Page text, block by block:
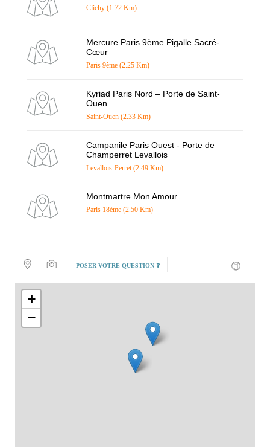
Clichy (1.72 Km)
Mercure Paris 9ème Pigalle Sacré-
Cœur
Paris 9ème (2.25 Km)
Kyriad Paris Nord – Porte de Saint-
Ouen
Saint-Ouen (2.33 Km)
Campanile Paris Ouest - Porte de
Champerret Levallois
Levallois-Perret (2.49 Km)
Montmartre Mon Amour
Paris 18ème (2.50 Km)
POSER VOTRE QUESTION ❓
+
−